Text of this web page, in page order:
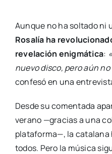
Aunque no ha soltado ni
Rosalía ha
revelación enigmática:
nuevo disco, pero aún
confesó en una
Desde su comentada
verano —gracias a una
plataforma—, la catalana
todos. Pero la música